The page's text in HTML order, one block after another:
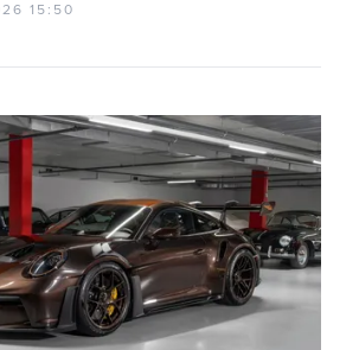
15:50